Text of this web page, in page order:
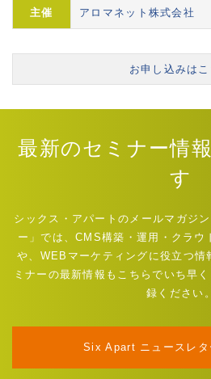
主催 アロマネット株式会社
お申し込みはこ
最新のセミナー情
す
シックス・アパートのメールマガジ
ー」では、CMS構築・運用・クラウ
や、WEBマーケティングに役立つ情
ミナーの最新情報もこちらでいち早
録ください。
Six Apart ニュースレタ